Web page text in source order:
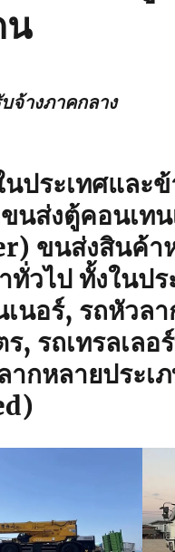
น
จ้างภาคกลาง
ประเทศและ
นส่งตู้คอนเท
ขนส่งสินค้า
วไป ทั้งในปร
นอร์, รถหัวล
รถเทรลเลอ
กหลายประเ